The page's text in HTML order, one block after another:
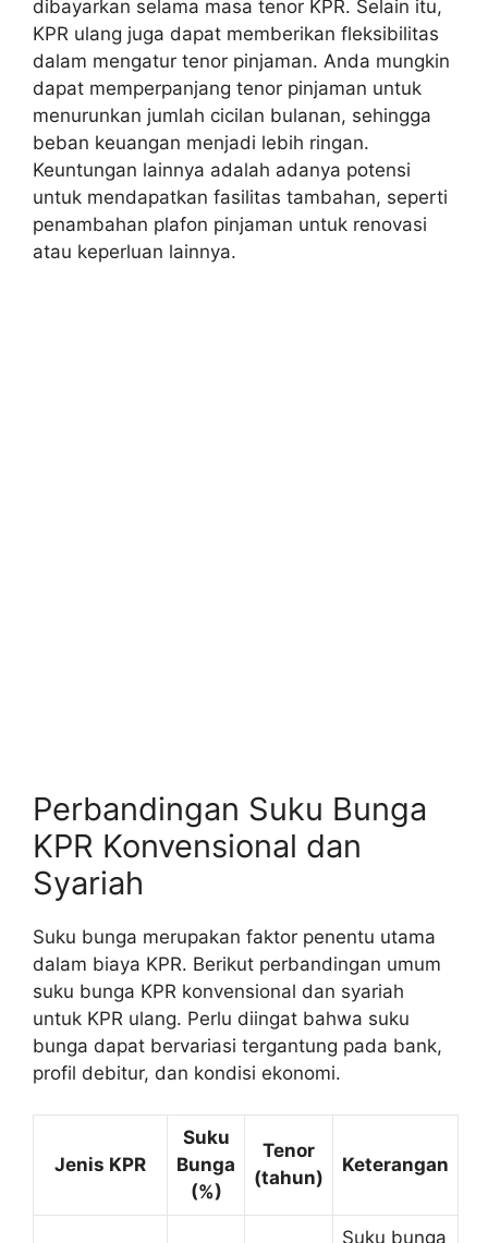
dibayarkan selama masa tenor KPR. Selain itu,
KPR ulang juga dapat memberikan fleksibilitas
dalam mengatur tenor pinjaman. Anda mungkin
dapat memperpanjang tenor pinjaman untuk
menurunkan jumlah cicilan bulanan, sehingga
beban keuangan menjadi lebih ringan.
Keuntungan lainnya adalah adanya potensi
untuk mendapatkan fasilitas tambahan, seperti
penambahan plafon pinjaman untuk renovasi
atau keperluan lainnya.
Perbandingan Suku Bunga
KPR Konvensional dan
Syariah
Suku bunga merupakan faktor penentu utama
dalam biaya KPR. Berikut perbandingan umum
suku bunga KPR konvensional dan syariah
untuk KPR ulang. Perlu diingat bahwa suku
bunga dapat bervariasi tergantung pada bank,
profil debitur, dan kondisi ekonomi.
Jenis KPR
Suku
Bunga
(%)
Tenor
(tahun)
Keterangan
Suku bunga